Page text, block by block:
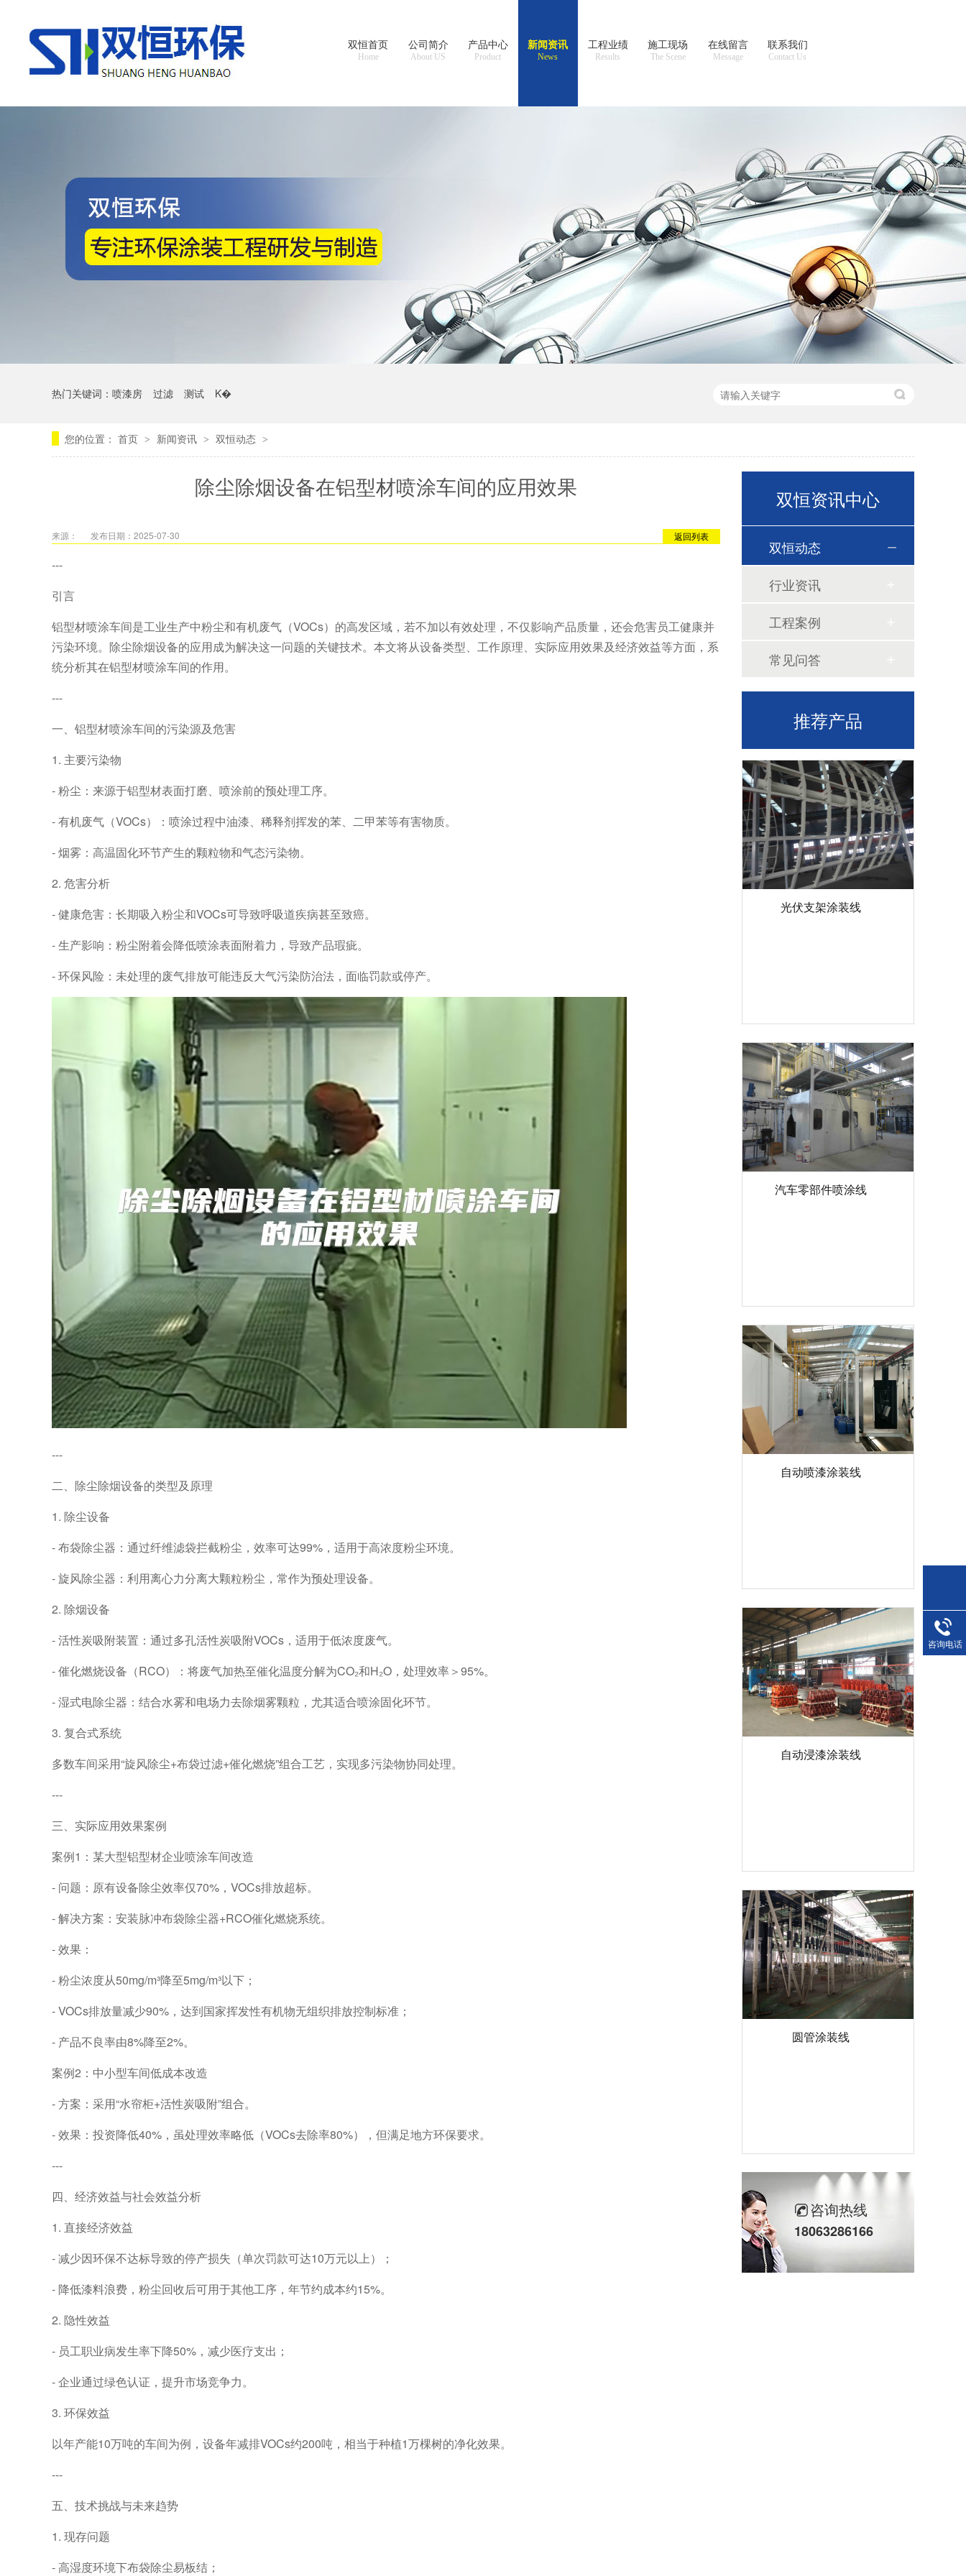
双恒首页
Home
公司简介
About US
产品中心
Product
新闻资讯
News
工程业绩
Results
施工现场
The Scene
在线留言
Message
联系我们
Contact Us
热门关键词： 喷漆房 过滤 测试 K�
您的位置： 首页 > 新闻资讯 > 双恒动态 >
除尘除烟设备在铝型材喷涂车间的应用效果
返回列表
来源： 发布日期：2025-07-30
---
引言
铝型材喷涂车间是工业生产中粉尘和有机废气（VOCs）的高发区域，若不加以有效处理，不仅影响产品质量，还会危害员工健康并
污染环境。除尘除烟设备的应用成为解决这一问题的关键技术。本文将从设备类型、工作原理、实际应用效果及经济效益等方面，系
统分析其在铝型材喷涂车间的作用。
---
一、铝型材喷涂车间的污染源及危害
1. 主要污染物
- 粉尘：来源于铝型材表面打磨、喷涂前的预处理工序。
- 有机废气（VOCs）：喷涂过程中油漆、稀释剂挥发的苯、二甲苯等有害物质。
- 烟雾：高温固化环节产生的颗粒物和气态污染物。
2. 危害分析
- 健康危害：长期吸入粉尘和VOCs可导致呼吸道疾病甚至致癌。
- 生产影响：粉尘附着会降低喷涂表面附着力，导致产品瑕疵。
- 环保风险：未处理的废气排放可能违反大气污染防治法，面临罚款或停产。
---
二、除尘除烟设备的类型及原理
1. 除尘设备
- 布袋除尘器：通过纤维滤袋拦截粉尘，效率可达99%，适用于高浓度粉尘环境。
- 旋风除尘器：利用离心力分离大颗粒粉尘，常作为预处理设备。
2. 除烟设备
- 活性炭吸附装置：通过多孔活性炭吸附VOCs，适用于低浓度废气。
- 催化燃烧设备（RCO）：将废气加热至催化温度分解为CO₂和H₂O，处理效率＞95%。
- 湿式电除尘器：结合水雾和电场力去除烟雾颗粒，尤其适合喷涂固化环节。
3. 复合式系统
多数车间采用“旋风除尘+布袋过滤+催化燃烧”组合工艺，实现多污染物协同处理。
---
三、实际应用效果案例
案例1：某大型铝型材企业喷涂车间改造
- 问题：原有设备除尘效率仅70%，VOCs排放超标。
- 解决方案：安装脉冲布袋除尘器+RCO催化燃烧系统。
- 效果：
- 粉尘浓度从50mg/m³降至5mg/m³以下；
- VOCs排放量减少90%，达到国家挥发性有机物无组织排放控制标准；
- 产品不良率由8%降至2%。
案例2：中小型车间低成本改造
- 方案：采用“水帘柜+活性炭吸附”组合。
- 效果：投资降低40%，虽处理效率略低（VOCs去除率80%），但满足地方环保要求。
---
四、经济效益与社会效益分析
1. 直接经济效益
- 减少因环保不达标导致的停产损失（单次罚款可达10万元以上）；
- 降低漆料浪费，粉尘回收后可用于其他工序，年节约成本约15%。
2. 隐性效益
- 员工职业病发生率下降50%，减少医疗支出；
- 企业通过绿色认证，提升市场竞争力。
3. 环保效益
以年产能10万吨的车间为例，设备年减排VOCs约200吨，相当于种植1万棵树的净化效果。
---
五、技术挑战与未来趋势
1. 现存问题
- 高湿度环境下布袋除尘易板结；
双恒资讯中心
双恒动态
行业资讯
工程案例
常见问答
推荐产品
光伏支架涂装线
汽车零部件喷涂线
自动喷漆涂装线
自动浸漆涂装线
圆管涂装线
咨询热线
18063286166
咨询电话